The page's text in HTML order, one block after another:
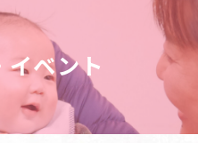
イベント